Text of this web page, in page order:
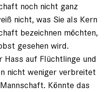
noch nicht ganz
nicht, was Sie als Kern
bezeichnen möchten,
gesehen wird.
Hass auf Flüchtlinge und
nicht weniger verbreitet
Könnte das